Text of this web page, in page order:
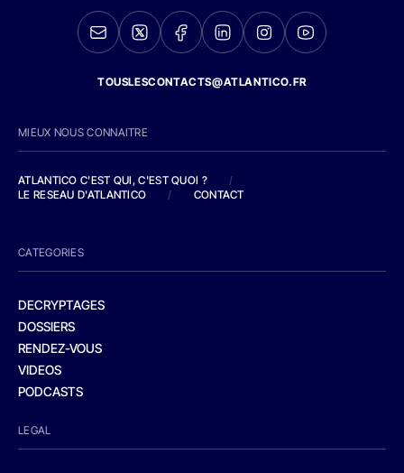
TOUSLESCONTACTS@ATLANTICO.FR
MIEUX NOUS CONNAITRE
ATLANTICO C'EST QUI, C'EST QUOI ?
/
LE RESEAU D'ATLANTICO
/ CONTACT
CATEGORIES
DECRYPTAGES
DOSSIERS
RENDEZ-VOUS
VIDEOS
PODCASTS
LEGAL